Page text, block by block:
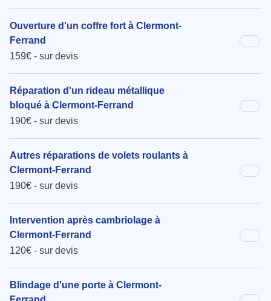
Ouverture d'un coffre fort à Clermont-
Ferrand
159€ - sur devis
Réparation d'un rideau métallique
bloqué à Clermont-Ferrand
190€ - sur devis
Autres réparations de volets roulants à
Clermont-Ferrand
190€ - sur devis
Intervention après cambriolage à
Clermont-Ferrand
120€ - sur devis
Blindage d'une porte à Clermont-